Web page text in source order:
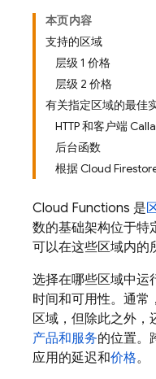
本页内容
支持的区域
层级 1 价格
层级 2 价格
有关指定区域的最佳
HTTP 和客户端
后台函数
根据 Cloud
Cloud Functions 是
数的基础架构位于特
可以在这些区域内的
选择在哪些区域中运
时间和可用性。通常
区域，但除此之外，
产品和服务的位置。
应用的延迟和价格。